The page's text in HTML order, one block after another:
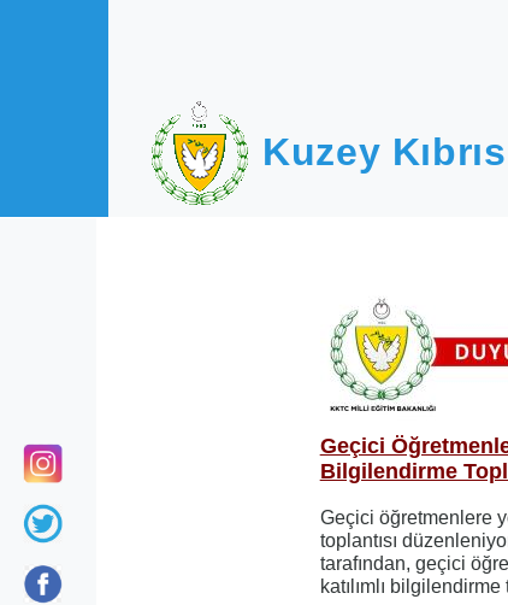
Kuzey
Geçici
Bilgilendirme
Geçici öğretmenlere
toplantısı
tarafından, geçici
katılımlı